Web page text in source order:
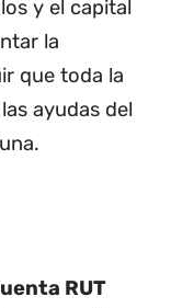
y el capital
la
que toda la
ayudas del
RUT